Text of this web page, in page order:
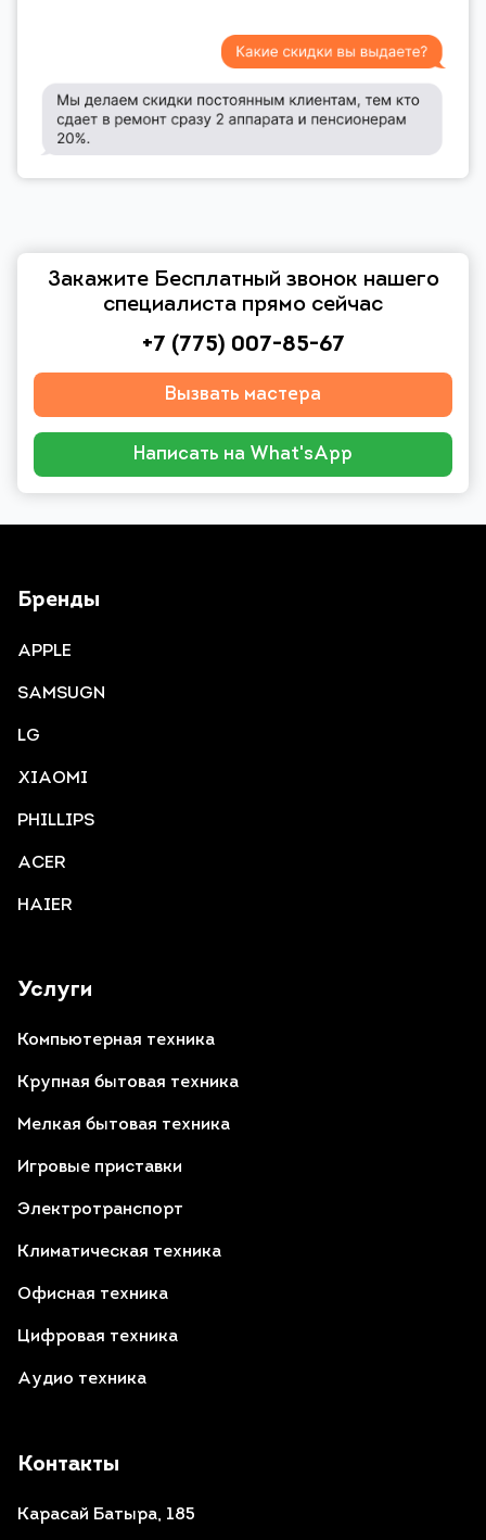
Закажите Бесплатный звонок нашего
специалиста прямо сейчас
+7 (775) 007-85-67
Вызвать мастера
Написать на What'sApp
Контакты
Карасай Батыра, 185
Услуги
Компьютерная техника
Крупная бытовая техника
Мелкая бытовая техника
Игровые приставки
Электротранспорт
Климатическая техника
Офисная техника
Цифровая техника
Аудио техника
Бренды
APPLE
SAMSUGN
LG
XIAOMI
PHILLIPS
ACER
HAIER